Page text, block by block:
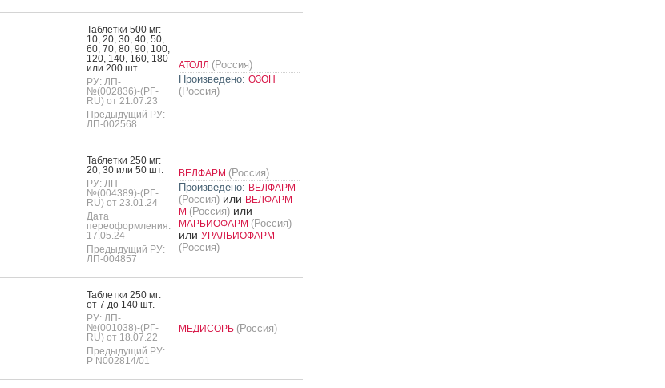
Таб­летки 500 мг:
10, 20, 30, 40, 50,
60, 70, 80, 90, 100,
120, 140, 160, 180
или 200 шт.
РУ: ЛП-
№(002836)-(РГ-
RU) от 21.07.23
Предыдущий РУ:
ЛП-002568
АТОЛЛ (Россия)
Произведено: ОЗОН
(Россия)
Таб­летки 250 мг:
20, 30 или 50 шт.
РУ: ЛП-
№(004389)-(РГ-
RU) от 23.01.24
Дата
переоформления:
17.05.24
Предыдущий РУ:
ЛП-004857
ВЕЛФАРМ (Россия)
Произведено: ВЕЛФАРМ
(Россия)или ВЕЛФАРМ-
М (Россия)или
МАРБИОФАРМ (Россия)
или УРАЛБИОФАРМ
(Россия)
Таб­летки 250 мг:
от 7 до 140 шт.
РУ: ЛП-
№(001038)-(РГ-
RU) от 18.07.22
Предыдущий РУ:
Р N002814/01
МЕДИСОРБ (Россия)